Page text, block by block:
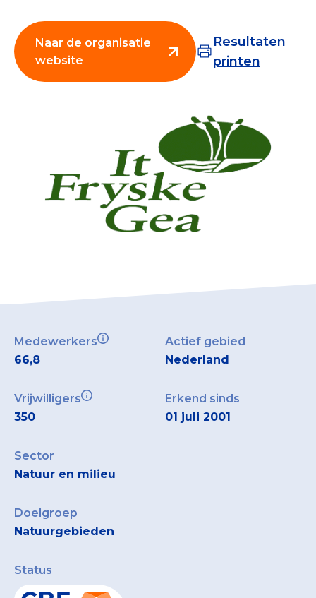
Check keurmerk goede doelen
Collecterooster/wervingrooster
Nieuws
Over het CBF
Register Erkende Donatieplatformen
Naar de organisatie
website
Resultaten
printen
Medewerkers
66,8
Actief gebied
Nederland
Vrijwilligers
350
Erkend sinds
01 juli 2001
Sector
Natuur en milieu
Doelgroep
Natuurgebieden
Status